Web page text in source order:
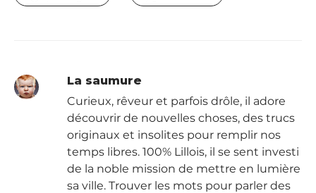
La saumure
Curieux, rêveur et parfois drôle, il adore
découvrir de nouvelles choses, des trucs
originaux et insolites pour remplir nos
temps libres. 100% Lillois, il se sent investi
de la noble mission de mettre en lumière
sa ville. Trouver les mots pour parler des